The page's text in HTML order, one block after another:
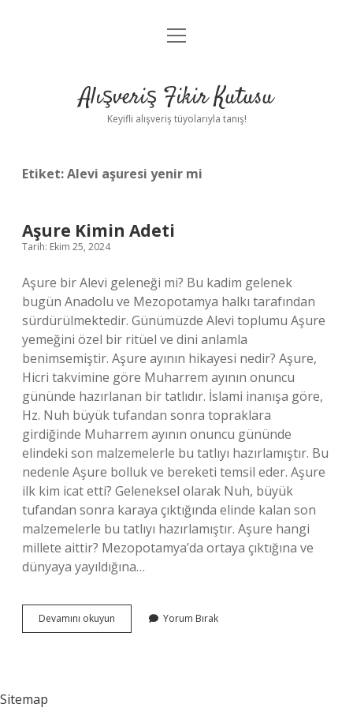
Anasayfa
Yasal Uyarı
menüyü
Alışveriş Fikir Kutusu
Keyifli alışveriş tüyolarıyla tanış!
Etiket:Alevi aşuresi yenir mi
Aşure Kimin Adeti
Tarih: Ekim 25, 2024
Aşure bir Alevi geleneği mi? Bu kadim gelenek
bugün Anadolu ve Mezopotamya halkı tarafından
sürdürülmektedir. Günümüzde Alevi toplumu Aşure
yemeğini özel bir ritüel ve dini anlamla
benimsemiştir. Aşure ayının hikayesi nedir? Aşure,
Hicri takvimine göre Muharrem ayının onuncu
gününde hazırlanan bir tatlıdır. İslami inanışa göre,
Hz. Nuh büyük tufandan sonra topraklara
girdiğinde Muharrem ayının onuncu gününde
elindeki son malzemelerle bu tatlıyı hazırlamıştır. Bu
nedenle Aşure bolluk ve bereketi temsil eder. Aşure
ilk kim icat etti? Geleneksel olarak Nuh, büyük
tufandan sonra karaya çıktığında elinde kalan son
malzemelerle bu tatlıyı hazırlamıştır. Aşure hangi
millete aittir? Mezopotamya’da ortaya çıktığına ve
dünyaya yayıldığına…
Devamını okuyun
Kimin
Yorum Bırak
Sitemap